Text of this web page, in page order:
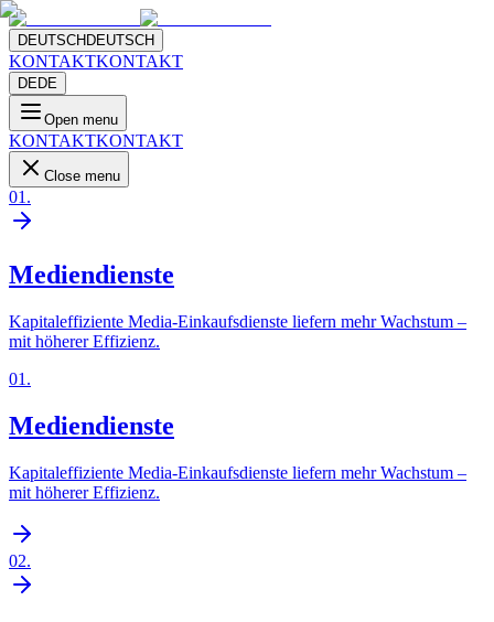
DEUTSCH DEUTSCH
KONTAKTKONTAKT
DEDE
Open menu
KONTAKTKONTAKT
Close menu
01 .
Mediendienste
Kapitaleffiziente Media-Einkaufsdienste liefern mehr Wachstum –
mit höherer Effizienz.
01 .
Mediendienste
Kapitaleffiziente Media-Einkaufsdienste liefern mehr Wachstum –
mit höherer Effizienz.
02.